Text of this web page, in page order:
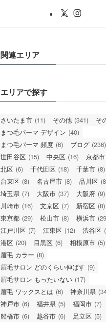
関連エリア
エリアで探す
さいたま市 (11) その他 (341) そ
まつ毛パーマ デザイン (40)
まつ毛パーマ 頻度 (6) ブログ (236)
世田谷区 (15) 中央区 (16) 京都市
北区 (6) 千代田区 (18) 千葉市 (8)
台東区 (8) 名古屋市 (8) 品川区
埼玉県 (7) 大阪市 (37) 大阪府 (9)
川崎市 (16) 文京区 (7) 新宿区 (8)
東京都 (29) 松山市 (8) 横浜市
江戸川区 (7) 江東区 (12) 渋谷区
港区 (20) 目黒区 (6) 相模原市 (5)
眉毛 カラー (8)
眉毛サロン どのくらい伸ばす (9)
眉毛サロン もったいない (17)
眉毛 ワックスとは (6) 神奈川県
神戸市 (6) 福井県 (5) 福岡市 (7)
船橋市 (6) 越谷市 (6) 足立区 (5)